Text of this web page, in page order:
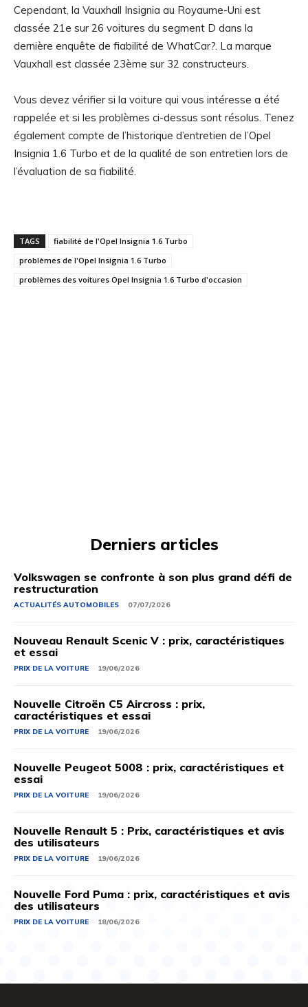
Cependant, la Vauxhall Insignia au Royaume-Uni est
classée 21e sur 26 voitures du segment D dans la
dernière enquête de fiabilité de WhatCar?. La marque
Vauxhall est classée 23ème sur 32 constructeurs.
Vous devez vérifier si la voiture qui vous intéresse a été
rappelée et si les problèmes ci-dessus sont résolus. Tenez
également compte de l’historique d’entretien de l’Opel
Insignia 1.6 Turbo et de la qualité de son entretien lors de
l’évaluation de sa fiabilité.
TAGS
fiabilité de l'Opel Insignia 1.6 Turbo
problèmes de l'Opel Insignia 1.6 Turbo
problèmes des voitures Opel Insignia 1.6 Turbo d'occasion
Derniers articles
Volkswagen se confronte à son plus grand défi de
restructuration
ACTUALITÉS AUTOMOBILES 07/07/2026
Nouveau Renault Scenic V : prix, caractéristiques
et essai
PRIX ​​DE LA VOITURE 19/06/2026
Nouvelle Citroën C5 Aircross : prix,
caractéristiques et essai
PRIX ​​DE LA VOITURE 19/06/2026
Nouvelle Peugeot 5008 : prix, caractéristiques et
essai
PRIX ​​DE LA VOITURE 19/06/2026
Nouvelle Renault 5 : Prix, caractéristiques et avis
des utilisateurs
PRIX ​​DE LA VOITURE 19/06/2026
Nouvelle Ford Puma : prix, caractéristiques et avis
des utilisateurs
PRIX ​​DE LA VOITURE 18/06/2026